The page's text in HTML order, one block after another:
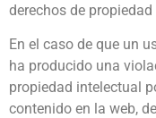
derechos de
En el caso de que un
ha producido una
propiedad intelectual
contenido en la web,